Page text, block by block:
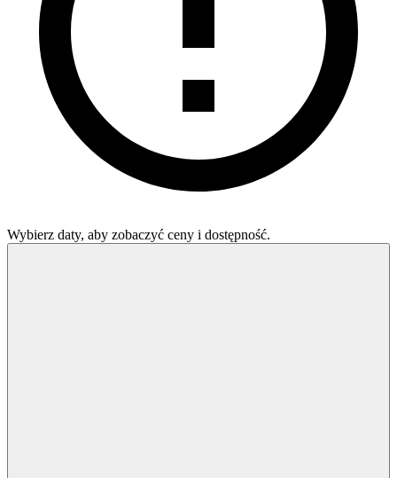
Wybierz daty, aby zobaczyć ceny i dostępność.